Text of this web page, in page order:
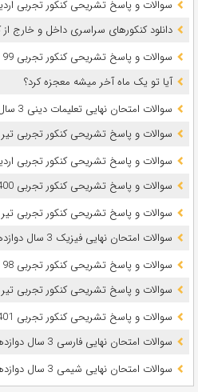
سوالات و پاسخ تشریحی کنکور تجربی اردیبهشت 1403
دانلود کنکورهای سراسری داخل و خارج از کشور
سوالات و پاسخ تشریحی کنکور تجربی 99
آیا تو یک ماه آخر میشه معجزه کرد؟
سوالات امتحان نهایی تعلیمات دینی 3 سال دوازدهم (1397 تا 1405)
سوالات و پاسخ تشریحی کنکور تجربی تیر 1404 (نوبت
سوالات و پاسخ تشریحی کنکور تجربی اردیبهشت 1404
سوالات و پاسخ تشریحی کنکور تجربی 1400
سوالات و پاسخ تشریحی کنکور تجربی تیر 1403 (نوبت دوم)
سوالات امتحان نهایی فیزیک 3 سال دوازدهم (1397 تا 1405)
سوالات و پاسخ تشریحی کنکور تجربی 98
سوالات و پاسخ تشریحی کنکور تجربی تیر 1402 (نوبت
سوالات و پاسخ تشریحی کنکور تجربی 1401
سوالات امتحان نهایی فارسی 3 سال دوازدهم (1397 تا 1405)
سوالات امتحان نهایی شیمی 3 سال دوازدهم (1397 تا 1405)